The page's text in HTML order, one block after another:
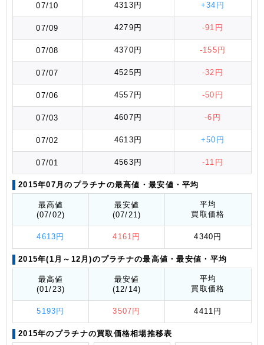
07/10 4313円 +34円
07/09 4279円 -91円
07/08 4370円 -155円
07/07 4525円 -32円
07/06 4557円 -50円
07/03 4607円 -6円
07/02 4613円 +50円
07/01 4563円 -11円
2015年07月のプラチナの最高値 ・最安値 ・平均
最高値
(07/02)
最安値
(07/21)
平均
買取価格
4613円 4161円 4340円
2015年(1月～12月)のプラチナの最高値 ・最安値 ・平均
最高値
(01/23)
最安値
(12/14)
平均
買取価格
5193円 3507円 4411円
2015年のプラチナの買取価格相場推移表